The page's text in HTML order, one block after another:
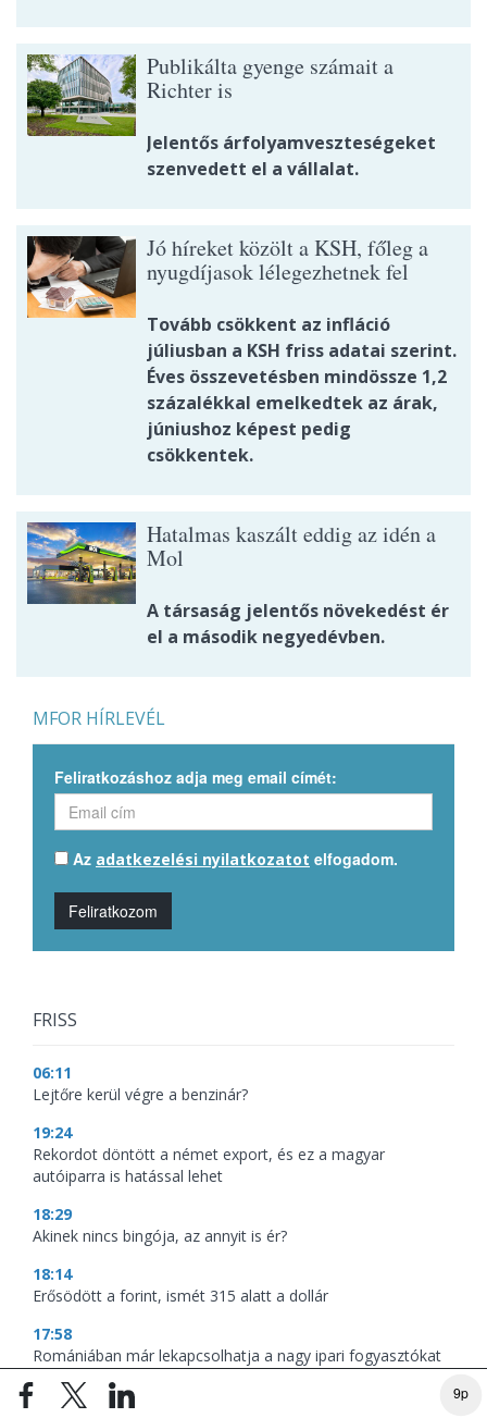
9p
Publikálta gyenge számait a
Richter is
Jelentős árfolyamveszteségeket
szenvedett el a vállalat.
Jó híreket közölt a KSH, főleg a
nyugdíjasok lélegezhetnek fel
Tovább csökkent az infláció
júliusban a KSH friss adatai szerint.
Éves összevetésben mindössze 1,2
százalékkal emelkedtek az árak,
júniushoz képest pedig
csökkentek.
Hatalmas kaszált eddig az idén a
Mol
A társaság jelentős növekedést ér
el a második negyedévben.
MFOR HÍRLEVÉL
Feliratkozáshoz adja meg email címét:
Az adatkezelési nyilatkozatot elfogadom.
Feliratkozom
FRISS
06:11
Lejtőre kerül végre a benzinár?
19:24
Rekordot döntött a német export, és ez a magyar
autóiparra is hatással lehet
18:29
Akinek nincs bingója, az annyit is ér?
18:14
Erősödött a forint, ismét 315 alatt a dollár
17:58
Romániában már lekapcsolhatja a nagy ipari fogyasztókat
az áramszolgáltató